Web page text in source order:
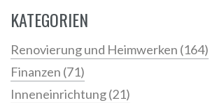
KATEGORIEN
Renovierung und Heimwerken (164)
Finanzen (71)
Inneneinrichtung(21)